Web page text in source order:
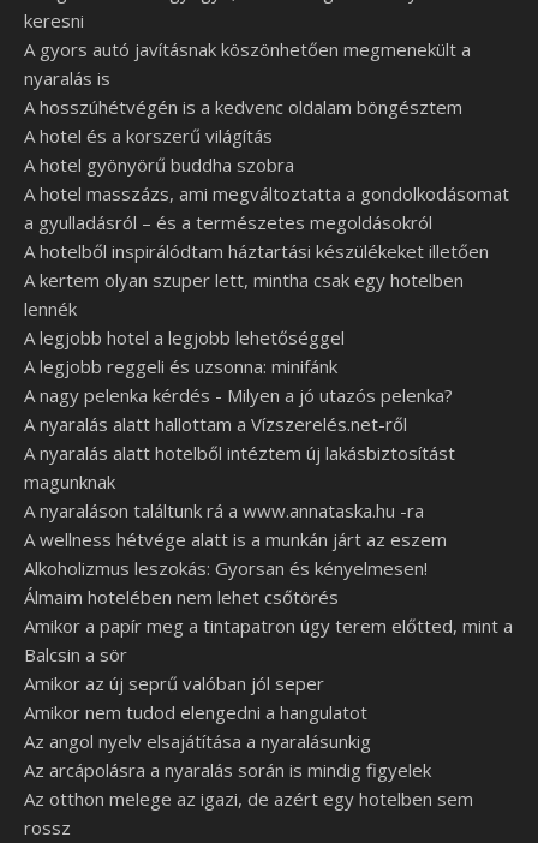
keresni
A gyors autó javításnak köszönhetően megmenekült a
nyaralás is
A hosszúhétvégén is a kedvenc oldalam böngésztem
A hotel és a korszerű világítás
A hotel gyönyörű buddha szobra
A hotel masszázs, ami megváltoztatta a gondolkodásomat
a gyulladásról – és a természetes megoldásokról
A hotelből inspirálódtam háztartási készülékeket illetően
A kertem olyan szuper lett, mintha csak egy hotelben
lennék
A legjobb hotel a legjobb lehetőséggel
A legjobb reggeli és uzsonna: minifánk
A nagy pelenka kérdés - Milyen a jó utazós pelenka?
A nyaralás alatt hallottam a Vízszerelés.net-ről
A nyaralás alatt hotelből intéztem új lakásbiztosítást
magunknak
A nyaraláson találtunk rá a www.annataska.hu -ra
A wellness hétvége alatt is a munkán járt az eszem
Alkoholizmus leszokás: Gyorsan és kényelmesen!
Álmaim hotelében nem lehet csőtörés
Amikor a papír meg a tintapatron úgy terem előtted, mint a
Balcsin a sör
Amikor az új seprű valóban jól seper
Amikor nem tudod elengedni a hangulatot
Az angol nyelv elsajátítása a nyaralásunkig
Az arcápolásra a nyaralás során is mindig figyelek
Az otthon melege az igazi, de azért egy hotelben sem
rossz